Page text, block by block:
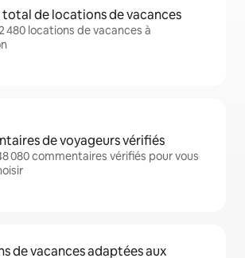
total de locations de vacances
480 locations de vacances à
de voyageurs vérifiés
080 commentaires vérifiés pour vous
de vacances adaptées aux